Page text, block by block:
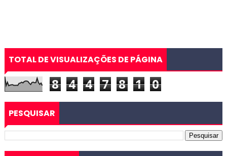
TOTAL DE VISUALIZAÇÕES DE PÁGINA
8 4 4 7 8 1 0
PESQUISAR